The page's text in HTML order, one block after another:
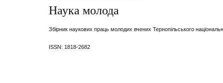
Наука молода
Збірник наукових праць молодих вчених Тернопільського
ISSN: 1818-2682